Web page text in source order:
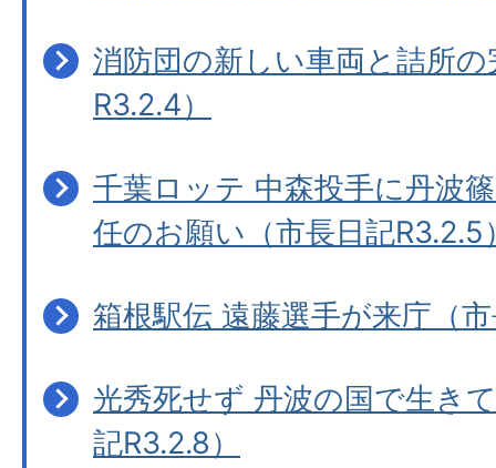
消防団の新しい車両と詰所
R3.2.4）
千葉ロッテ 中森投手に丹波
任のお願い（市長日記R3.2.5
箱根駅伝 遠藤選手が来庁（
光秀死せず 丹波の国で生き
記R3.2.8）